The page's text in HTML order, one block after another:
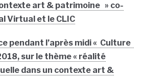
art & patrimoine » co-
Virtual et le CLIC
pendant l’après midi « Culture
sur le thème « réalité
dans un contexte art &